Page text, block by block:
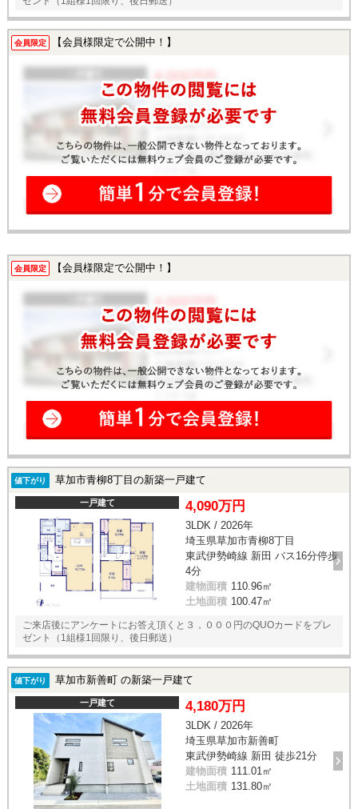
会員限定 【会員様限定で公開中！】
会員限定 【会員様限定で公開中！】
値下がり 草加市青柳8丁目の新築一戸建て
一戸建て 4,090万円
3LDK / 2026年
埼玉県草加市青柳8丁目
東武伊勢崎線 新田 バス16分停歩
4分
建物面積 110.96㎡
土地面積 100.47㎡
ご来店後にアンケートにお答え頂くと３，０００円のQUOカードをプレ
ゼント（1組様1回限り、後日郵送）
値下がり 草加市新善町 の新築一戸建て
一戸建て 4,180万円
3LDK / 2026年
埼玉県草加市新善町
東武伊勢崎線 新田 徒歩21分
建物面積 111.01㎡
土地面積 131.80㎡